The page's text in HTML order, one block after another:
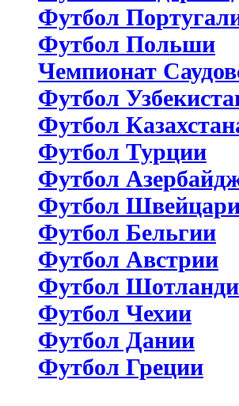
Футбол
Футбол Польши
Чемпионат
Футбол
Футбол
Футбол Турции
Футбол
Футбол
Футбол Бельгии
Футбол Австрии
Футбол
Футбол Чехии
Футбол Дании
Футбол Греции